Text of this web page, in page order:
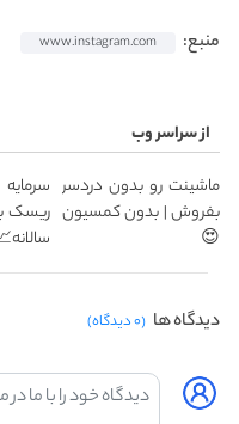
منبع: www.instagram.com
از سراسر وب
ماشینت رو بدون دردسر
بفروش | بدون کمسیون
😍
دیدگاه ها (۰ دیدگاه)